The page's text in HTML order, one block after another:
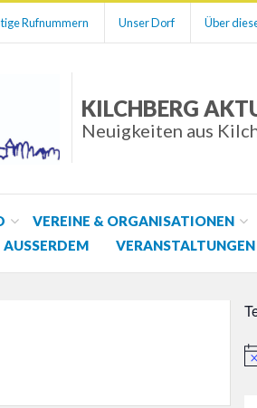
Rufnummern Unser Dorf Über
KILCHBERG
Neuigkeiten aus
VEREINE & ORGANISATIONEN
AUSSERDEM VERANSTALTUNGEN